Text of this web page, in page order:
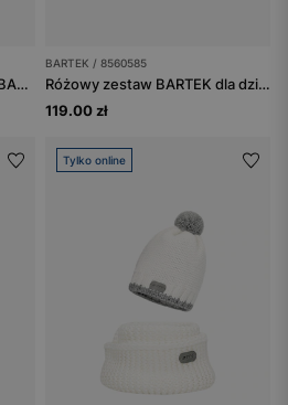
Popielaty zestaw dziecięcy BARTEK czapka z odblaskowym pomponem + komin 8560580
BARTEK / 8560585
Różowy zestaw BARTEK dla dziewczynki czapka z odblaskowym pomponem + komin
119.00 zł
Tylko online